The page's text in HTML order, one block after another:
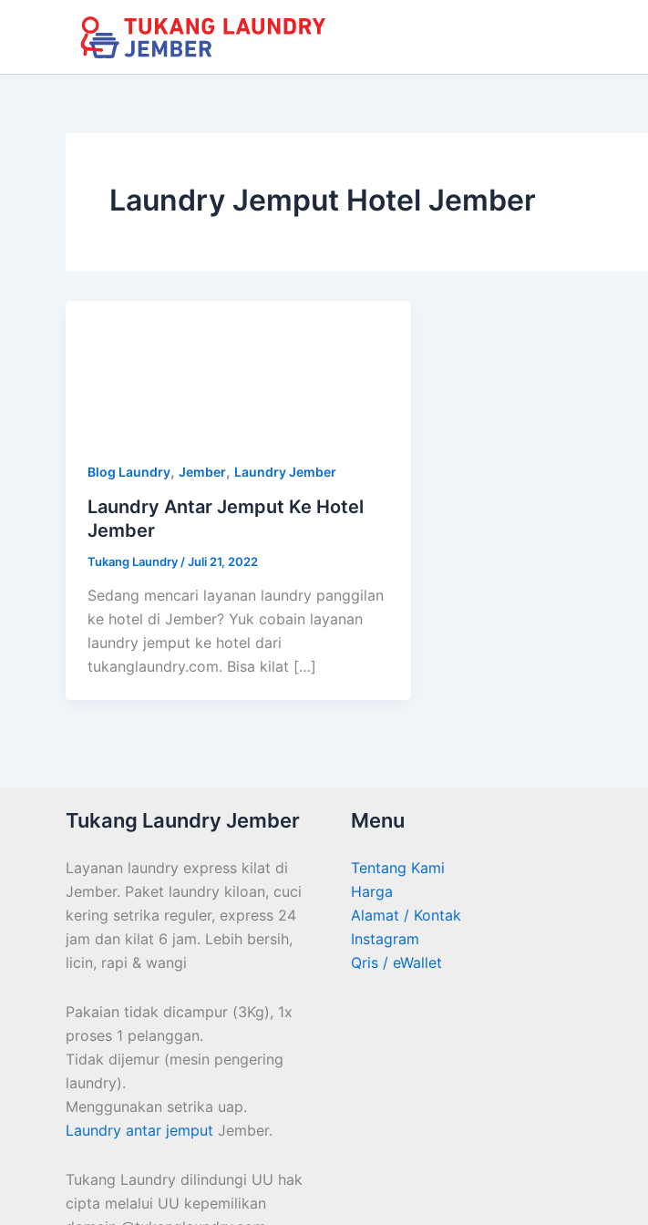
Laundry Jemput Hotel Jember
Blog Laundry, Jember, Laundry Jember
Laundry Antar Jemput Ke Hotel
Jember
Tukang Laundry /Juli 21, 2022
Sedang mencari layanan laundry panggilan
ke hotel di Jember? Yuk cobain layanan
laundry jemput ke hotel dari
tukanglaundry.com. Bisa kilat […]
Tukang Laundry Jember
Layanan laundry express kilat di
Jember. Paket laundry kiloan, cuci
kering setrika reguler, express 24
jam dan kilat 6 jam. Lebih bersih,
licin, rapi & wangi
Pakaian tidak dicampur (3Kg), 1x
proses 1 pelanggan.
Tidak dijemur (mesin pengering
laundry).
Menggunakan setrika uap.
Laundry antar jemput Jember.
Tukang Laundry dilindungi UU hak
cipta melalui UU kepemilikan
Menu
Tentang Kami
Harga
Alamat / Kontak
Instagram
Qris / eWallet